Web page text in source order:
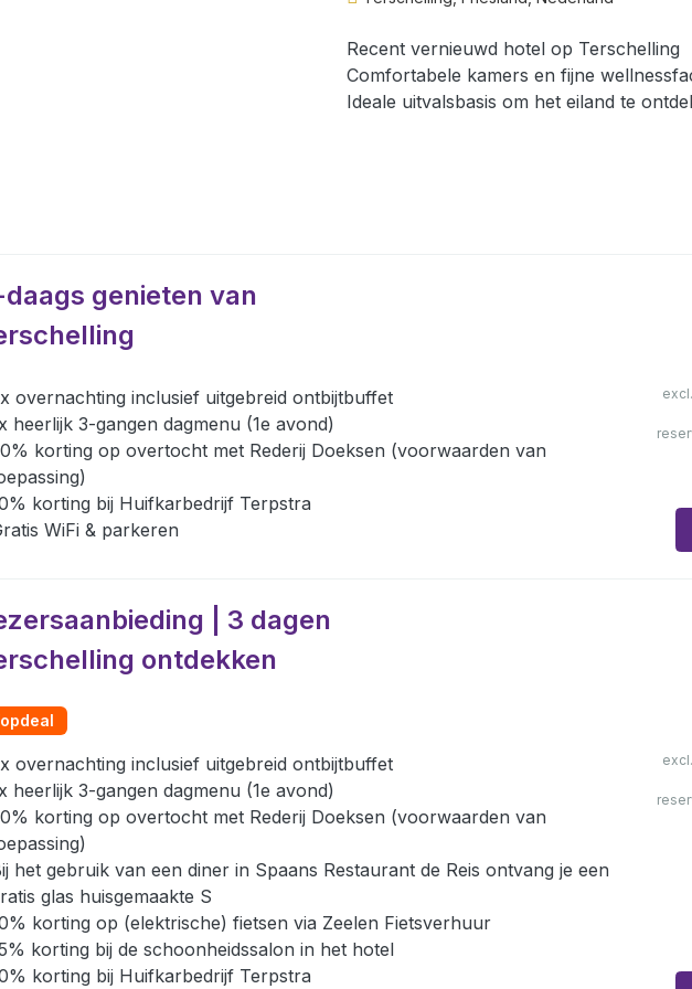
Recent vernieuwd hotel op Terschelling
Comfortabele kamers en fijne
Ideale uitvalsbasis om het eiland te
genieten van
overnachting inclusief uitgebreid ontbijtbuffet
heerlijk 3-gangen dagmenu (1e avond)
korting op overtocht met Rederij Doeksen (voorwaarden van
korting bij Huifkarbedrijf Terpstra
WiFi & parkeren
| 3 dagen
ontdekken
overnachting inclusief uitgebreid ontbijtbuffet
heerlijk 3-gangen dagmenu (1e avond)
korting op overtocht met Rederij Doeksen (voorwaarden van
het gebruik van een diner in Spaans Restaurant de Reis ontvang je een
glas huisgemaakte S
korting op (elektrische) fietsen via Zeelen Fietsverhuur
korting bij de schoonheidssalon in het hotel
korting bij Huifkarbedrijf Terpstra